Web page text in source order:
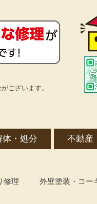
ございます。
体・処分 不動産
修理 外壁塗装・コー